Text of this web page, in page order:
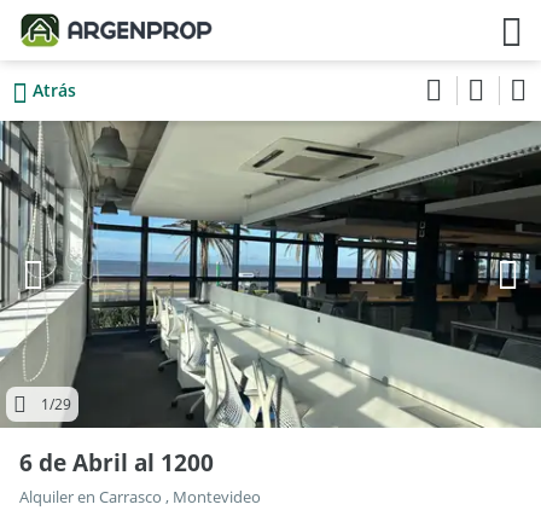
Atrás
1/29
6 de Abril al 1200
Alquiler en Carrasco , Montevideo